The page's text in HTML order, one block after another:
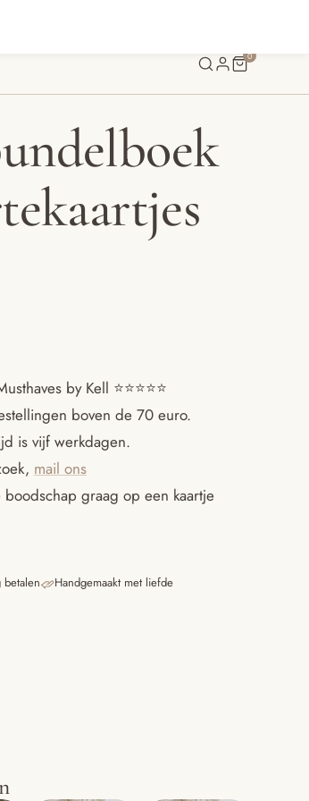
€ 70 · Gratis kaartje met je bestelling • Verzonden
0
by Kell ⭐️⭐️⭐️⭐️⭐️
boven de 70 euro.
is vijf werkdagen.
mail ons
graag op een kaartje
Handgemaakt met liefde